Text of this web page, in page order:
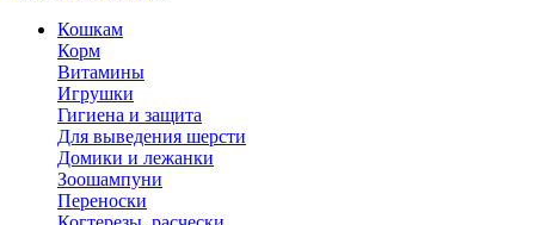
Кошкам
Корм
Витамины
Игрушки
Гигиена и защита
Для выведения шерсти
Домики и лежанки
Зоошампуни
Переноски